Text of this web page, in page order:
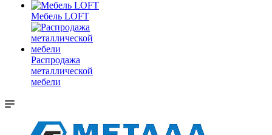
Мебель LOFT
Распродажа
металлической
мебели